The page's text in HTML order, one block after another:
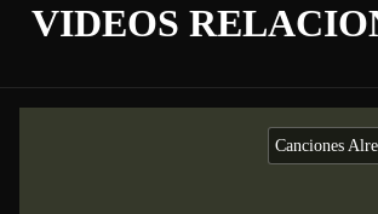
VIDEOS
Canciones